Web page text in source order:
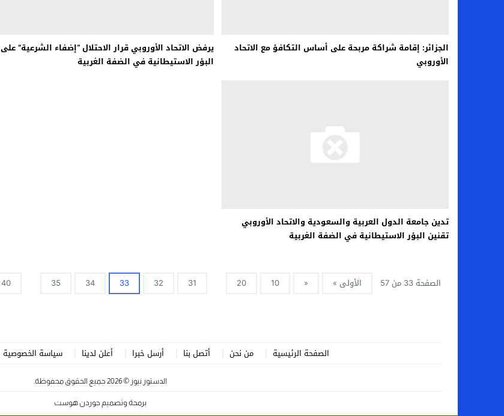
الجزائر: إقامة شراكة مربحة على أساس التكافؤ مع الاتحاد
الأوروبي
يرفض الاتحاد الأوروبي قرار الاحتلال “إضفاء الشرعية” على
البؤر الاستيطانية في الضفة الغربية
تدين جامعة الدول العربية والسعودية والاتحاد الأوروبي
تقنين البؤر الاستيطانية في الضفة الغربية
الصفحة 33 من 57 الأولى » «
10
20
31
32
33
34
35
40
الصفحة الرئيسية من نحن أتصل بنا أرسل خبرا أعلن لدينا سياسة الخصوصية
الدستور نيوز © 2026 جميع الحقوق محفوظة.
برمجة وتصميم جوردن هوست